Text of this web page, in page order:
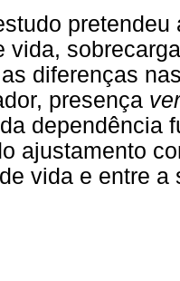
vida,
diferenças
presença
dependência
ajustamento
vida e entre